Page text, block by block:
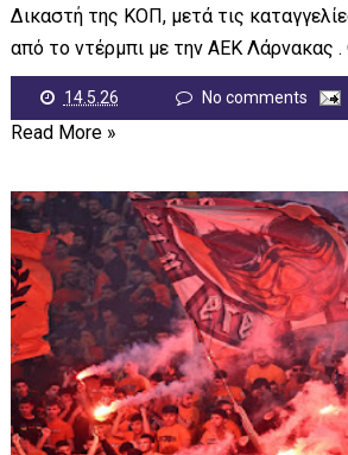
Δικαστή της ΚΟΠ, μετά τις
από το ντέρμπι με την ΑΕΚ Λάρνακας .
14.5.26
No comments
Read More »